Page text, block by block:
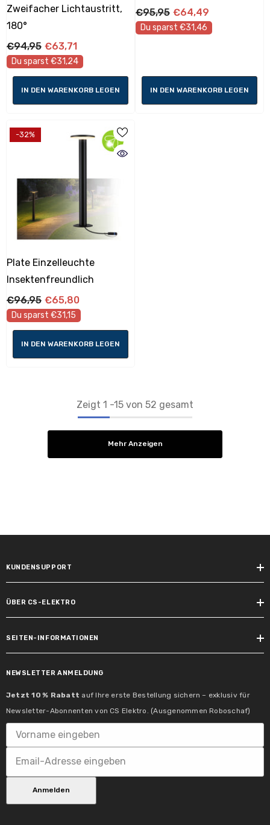
Zweifacher Lichtaustritt,
180°
€94,95 €63,71
Du sparst €31,24
IN DEN WARENKORB LEGEN
€95,95 €64,49
Du sparst €31,46
IN DEN WARENKORB LEGEN
-32%
Plate Einzelleuchte
Insektenfreundlich
€96,95 €65,80
Du sparst €31,15
IN DEN WARENKORB LEGEN
Zeigt 1 -15 von 52 gesamt
Mehr Anzeigen
KUNDENSUPPORT
ÜBER CS-ELEKTRO
SEITEN-INFORMATIONEN
NEWSLETTER ANMELDUNG
Jetzt 10 % Rabatt auf Ihre erste Bestellung sichern – exklusiv für
Newsletter-Abonnenten von CS Elektro. (Ausgenommen Roboschaf)
Anmelden